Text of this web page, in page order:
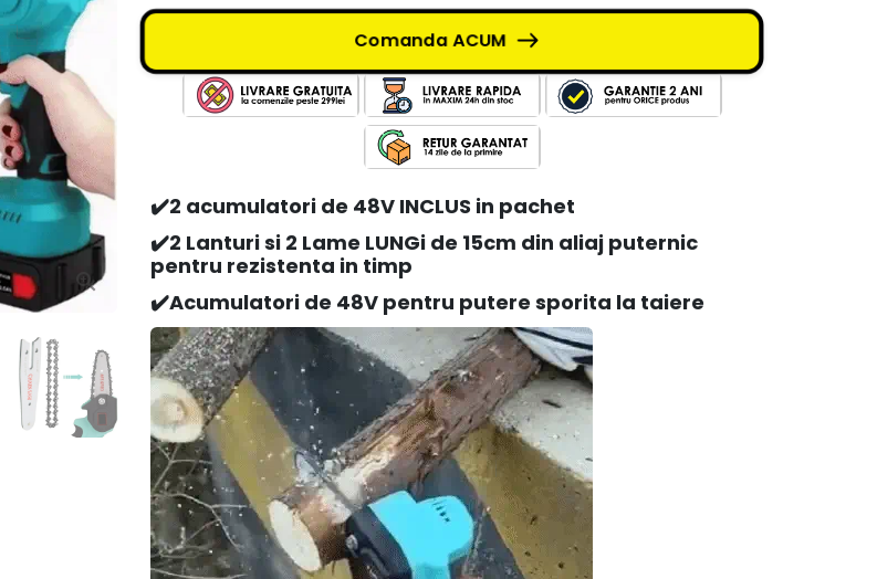
Comanda ACUM
✔️2 acumulatori de 48V INCLUS in pachet
✔️2 Lanturi si 2 Lame LUNGi de 15cm din aliaj puternic
pentru rezistenta in timp
✔️Acumulatori de 48V pentru putere sporita la taiere